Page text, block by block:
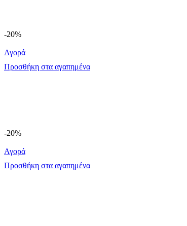
-20%
Αγορά
Προσθήκη στα αγαπημένα
-20%
Αγορά
Προσθήκη στα αγαπημένα